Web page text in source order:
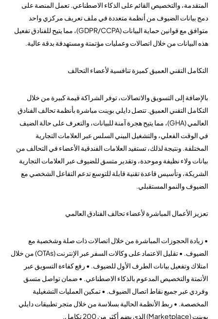
المتقدمة، والتخصيص القائم على الذكاء الاصطناعي. تعمل المنصة على
دمج بيانات الضيوف من أنظمة متعددة في ملف تعريف مركزي واحد
متوافق مع قوانين حماية البيانات (GDPR/CCPA)، مما يتيح للفنادق تفعيل
هذه البيانات من خلال اتصالات وعمليات مؤتمتة ومستهدفة بدقة عالية.
التكامل التقني العميق كميزة تنافسية لأعضاء التحالف
بالإضافة إلى التسويق والاتصالات، توفر الشراكة قيمة كبيرة من خلال
التكامل التقني العميق. تتصل دايلي بوينت مباشرة بأنظمة تحالف الفنادق
العالمي (GHA)، مما يتيح هجرة آمنة للبيانات، والتعرف على حالة الضيف
في الوقت الفعلي، والتشغيل البيني السلس عبر العلامات التجارية
المختلفة. ونتيجة لذلك، تستفيد العلامات الفندقية الأعضاء في التحالف من
بيانات ولاء نظيفة وموحدة، وتقدير متسق للضيوف عبر العلامات التجارية
الشريكة، وتأسيس قاعدة تقنية قابلة للتوسع تدعم التفاعل الشخصي مع
الضيوف والنمو المستقبلي.
تعزيز الأعمال المباشرة لأعضاء تحالف الفنادق العالمي
• زيادة الحجوزات المباشرة من خلال اتصالات ذات صلة وشخصية مع
الضيوف. • تقليل الاعتماد على وكالات السفر عبر الإنترنت (OTAs) من خلال
امتلاك وتفعيل بيانات الطرف الأول للضيوف. • رفع كفاءة التسويق عبر
الأتمتة والتخصيص المدعوم بالذكاء الاصطناعي. • ضمان تواصل متسق
وفردي عبر جميع نقاط اتصال الضيوف. • تمكين العمليات التشغيلية
المخصصة. • ربط الأنظمة الحالية بسلاسة من خلال متجر تطبيقات دايلي
بوينت (Marketplace) الذي يضم أكثر من 200 تكامل.